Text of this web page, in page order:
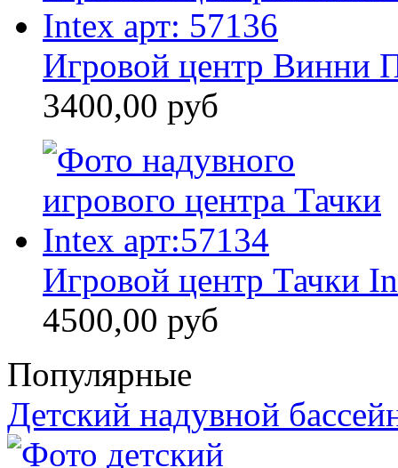
Игровой центр Винни
3400,00 руб
Игровой центр Тачки
4500,00 руб
Популярные
Детский надувной